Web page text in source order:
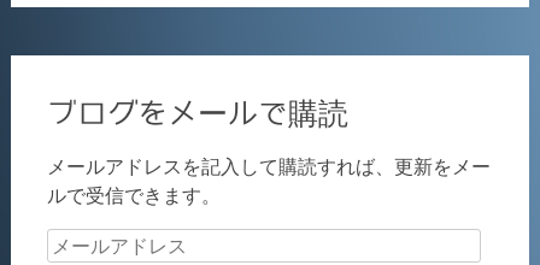
ブログをメールで購読
メールアドレスを記入して購読すれば、更新をメー
ルで受信できます。
メ